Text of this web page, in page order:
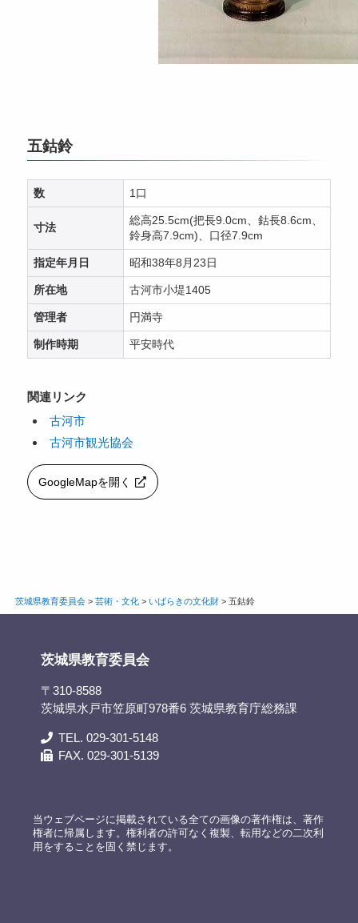
五鈷鈴
数 1口
寸法
総高25.5cm(把長9.0cm、鈷長8.6cm、
鈴身高7.9cm)、口径7.9cm
指定年月日 昭和38年8月23日
所在地 古河市小堤1405
管理者 円満寺
制作時期 平安時代
関連リンク
古河市
古河市観光協会
GoogleMapを開く
茨城県教育委員会> 芸術・文化> いばらきの文化財> 五鈷鈴
茨城県教育委員会
〒310-8588
茨城県水戸市笠原町978番6 茨城県教育庁総務課
TEL. 029-301-5148
FAX. 029-301-5139
当ウェブページに掲載されている全ての画像の著作権は、著作
権者に帰属します。権利者の許可なく複製、転用などの二次利
用をすることを固く禁じます。